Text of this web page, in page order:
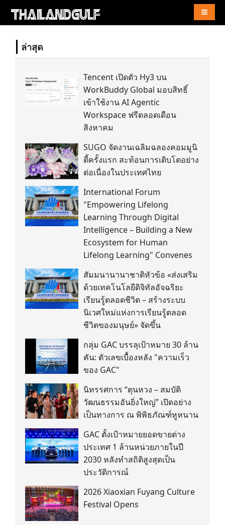
ล่าสุด
Tencent เปิดตัว Hy3 บน
WorkBuddy Global มอบสิทธิ์
เข้าใช้งาน AI Agentic
Workspace ฟรีตลอดเดือน
สิงหาคม
SUGO จัดงานเฉลิมฉลองคอมมูนิ
ตี้ครั้งแรก สะท้อนการเติบโตอย่าง
ต่อเนื่องในประเทศไทย
International Forum
"Empowering Lifelong
Learning Through Digital
Intelligence – Building a New
Ecosystem for Human
Lifelong Learning" Convenes
สัมมนานานาชาติหัวข้อ «ส่งเสริม
ด้วยเทคโนโลยีดิจิทัลอัจฉริยะ
เรียนรู้ตลอดชีวิต – สร้างระบบ
นิเวศใหม่แห่งการเรียนรู้ตลอด
ชีวิตของมนุษย์» จัดขึ้น
กลุ่ม GAC บรรลุเป้าหมาย 30 ล้าน
คัน: ตัวเลขเบื้องหลัง "ความเร็ว
ของ GAC"
นิทรรศการ “ตุนหวง – สมบัติ
วัฒนธรรมอันยิ่งใหญ่” เปิดอย่าง
เป็นทางการ ณ พิพิธภัณฑ์หูหนาน
GAC ตั้งเป้าหมายยอดขายต่าง
ประเทศ 1 ล้านหน่วยภายในปี
2030 หลังทำสถิติสูงสุดเป็น
ประวัติการณ์
2026 Xiaoxian Fuyang Culture
Festival Opens